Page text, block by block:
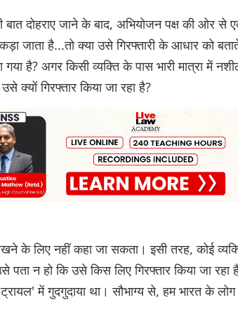
बात दोहराए जाने के बाद, अभियोजन पक्ष की ओर से
जाता है...तो क्या उसे गिरफ्तारी के आधार को
गया है? अगर किसी व्यक्ति के पास भारी मात्रा में
क्यों गिरफ्तार किया जा रहा है?
के लिए नहीं कहा जा सकता। इसी तरह, कोई
न हो कि उसे किस लिए गिरफ्तार किया जा रहा
में गुदगुदाया था। सौभाग्य से, हम भारत के लोग